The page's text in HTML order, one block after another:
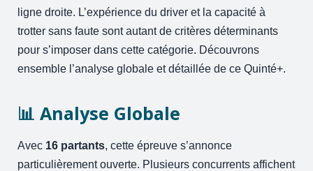
ligne droite. L’expérience du driver et la capacité à
trotter sans faute sont autant de critères déterminants
pour s’imposer dans cette catégorie. Découvrons
ensemble l’analyse globale et détaillée de ce Quinté+.
📊 Analyse Globale
Avec 16 partants, cette épreuve s’annonce
particulièrement ouverte. Plusieurs concurrents affichent